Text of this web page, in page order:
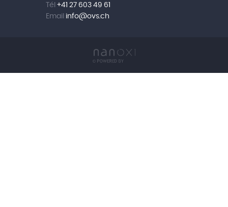
Tél +41 27 603 49 61
Email info@ovs.ch